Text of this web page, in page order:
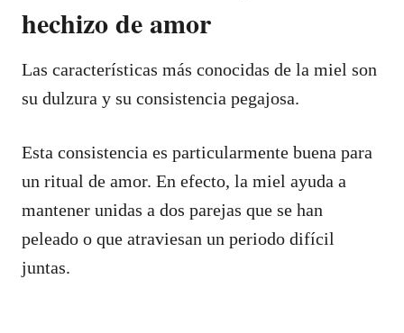
hechizo de amor
Las características más conocidas de la miel son
su dulzura y su consistencia pegajosa.
Esta consistencia es particularmente buena para
un ritual de amor. En efecto, la miel ayuda a
mantener unidas a dos parejas que se han
peleado o que atraviesan un periodo difícil
juntas.